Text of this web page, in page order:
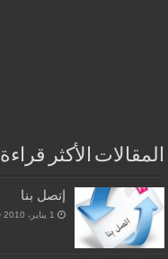
المقالات الأكثر قراءة
إتصل بنا
1 يناير، 2010